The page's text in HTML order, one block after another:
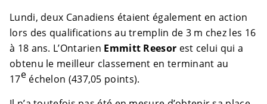
Lundi, deux Canadiens étaient également en action
lors des qualifications au tremplin de 3 m chez les 16
à 18 ans. L’Ontarien Emmitt Reesor est celui qui a
obtenu le meilleur classement en terminant au
17eéchelon (437,05 points).